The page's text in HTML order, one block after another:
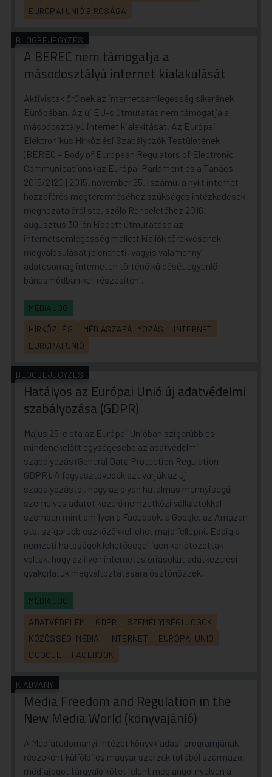
EURÓPAI UNIÓ BÍRÓSÁGA
BLOGBEJEGYZÉS
A BEREC nem támogatja a
másodosztályú internet kialakulását
Aktivisták örülnek az internetsemlegesség sikerének
Európában. Az új EU-s útmutatás nem támogatja a
másodosztályú internet kialakítását. Az Európai
Elektronikus Hírközlési Szabályozók Testületének
(BEREC – Body of European Regulators of Electronic
Communications) az Európai Parlament és a Tanács
2015/2120 [2015. november 25.] számú, a nyílt internet-
hozzáférés megteremtéséhez szükséges intézkedések
meghozataláról stb. szóló Rendeletéhez 2016.
augusztus 30-án kiadott útmutatása az
internetsemlegesség mellett kiállók törekvésének
megvalósulását jelentheti, vagyis valamennyi
adatcsomag interneten történő küldését egyenlő
bánásmódban kell részesíteni.
MÉDIAJOG
HÍRKÖZLÉS MÉDIASZABÁLYOZÁS
INTERNET
EURÓPAI UNIÓ
BLOGBEJEGYZÉS
Hatályos az Európai Unió új adatvédelmi
szabályozása (GDPR)
Május 25-e óta az Európai Unióban szigorúbb és
mindenekelőtt egységesebb az adatvédelmi
szabályozás (General Data Protection Regulation –
GDPR). A fogyasztóvédők azt várják az új
szabályozástól, hogy az olyan hatalmas mennyiségű
személyes adatot kezelő nemzetközi vállalatokkal
szemben mint amilyen a Facebook, a Google, az Amazon
stb. szigorúbb eszközökkel lehet majd fellépni. Eddig a
nemzeti hatóságok lehetőségei igen korlátozottak
voltak, hogy az ilyen internetes óriásokat adatkezelési
gyakorlatuk megváltoztatására ösztönözzék.
MÉDIAJOG
ADATVÉDELEM GDPR
SZEMÉLYISÉGI JOGOK
KÖZÖSSÉGI MÉDIA
INTERNET
EURÓPAI UNIÓ
GOOGLE
FACEBOOK
KIADVÁNY
Media Freedom and Regulation in the
New Media World (könyvajánló)
A Médiatudományi Intézet könyvkiadási programjának
részeként külföldi és magyar szerzők tollából származó,
médiajogot tárgyaló kötet jelent meg angol nyelven a